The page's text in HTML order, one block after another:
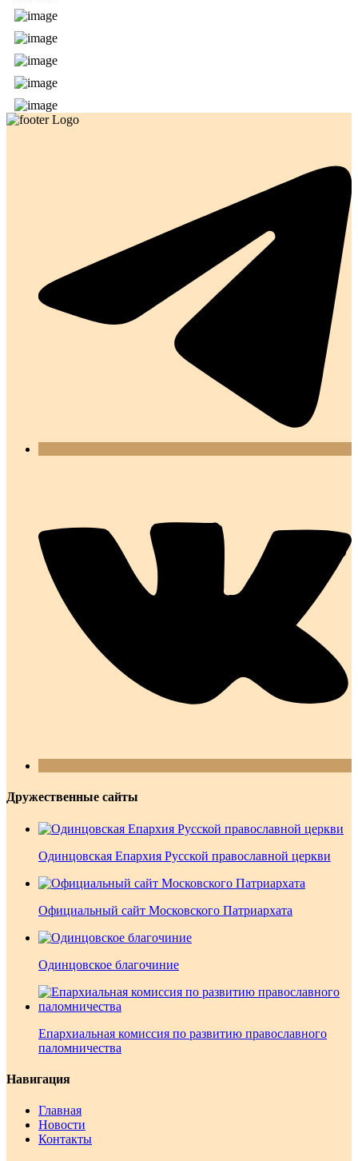
Дружественные сайты
Одинцовская Епархия Русской православной церкви
Официальный сайт Московского Патриархата
Одинцовское благочиние
Епархиальная комиссия по развитию православного
паломничества
Навигация
Главная
Новости
Контакты